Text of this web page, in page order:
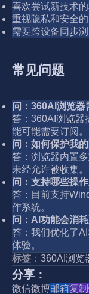
喜欢尝试新技术
重视隐私和安全
需要跨设备同步
常见问题
问：360AI浏览器
答：360AI浏览器
能可能需要订阅。
问：如何保护我
答：浏览器内置
未经允许被收集。
问：支持哪些操
答：目前支持
作系统。
问：AI功能会消
答：我们优化了
体验。
标签 ： 360AI浏览
分享：
微信微博邮箱复